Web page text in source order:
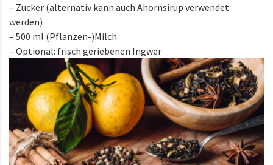
– Zucker (alternativ kann auch Ahornsirup verwendet
werden)
– 500 ml (Pflanzen-)Milch
– Optional: frisch geriebenen Ingwer